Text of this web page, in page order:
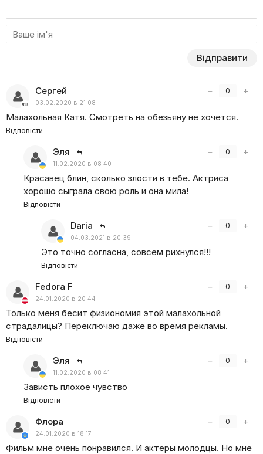
Відправити
− 0 +
Сергей
03.02.2020 в 21:08
Малахольная Катя. Смотреть на обезьяну не хочется.
Відповісти
− 0 +
Эля
11.02.2020 в 08:40
Красавец блин, сколько злости в тебе. Актриса
хорошо сыграла свою роль и она мила!
Відповісти
− 0 +
Daria
04.03.2021 в 20:39
Это точно согласна, совсем рихнулся!!!
Відповісти
− 0 +
Fedora F
24.01.2020 в 20:44
Только меня бесит физиономия этой малахольной
страдалицы? Переключаю даже во время рекламы.
Відповісти
− 0 +
Эля
11.02.2020 в 08:41
Зависть плохое чувство
Відповісти
− 0 +
Флора
24.01.2020 в 18:17
Фильм мне очень понравился. И актеры молодцы. Но мне